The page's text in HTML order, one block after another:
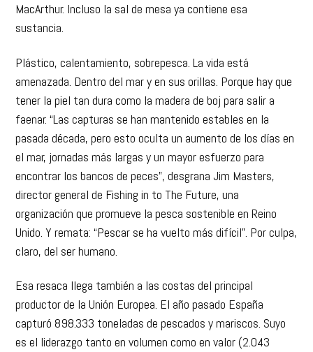
MacArthur. Incluso la sal de mesa ya contiene esa
sustancia.
Plástico, calentamiento, sobrepesca. La vida está
amenazada. Dentro del mar y en sus orillas. Porque hay que
tener la piel tan dura como la madera de boj para salir a
faenar. “Las capturas se han mantenido estables en la
pasada década, pero esto oculta un aumento de los días en
el mar, jornadas más largas y un mayor esfuerzo para
encontrar los bancos de peces”, desgrana Jim Masters,
director general de Fishing in to The Future, una
organización que promueve la pesca sostenible en Reino
Unido. Y remata: “Pescar se ha vuelto más difícil”. Por culpa,
claro, del ser humano.
Esa resaca llega también a las costas del principal
productor de la Unión Europea. El año pasado España
capturó 898.333 toneladas de pescados y mariscos. Suyo
es el liderazgo tanto en volumen como en valor (2.043